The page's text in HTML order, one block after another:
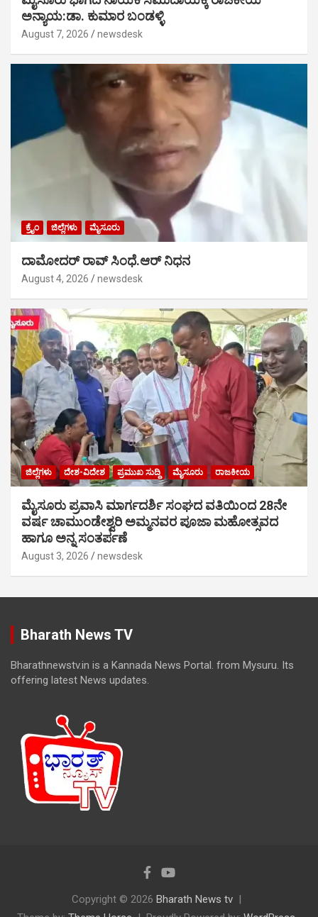
ಅನ್ಯಾಯ:ಡಾ. ಕುಮಾರ ಬಂಡಳ್ಳಿ
August 7, 2026 newsdesk
ಕ್ರೈಂ ಜಿಲ್ಲೆಗಳು ಮೈಸೂರು
ದಾಮೋದರ್ ರಾವ್ ಸಿಂಧೆ.ಆರ್ ನಿಧನ
August 4, 2026 newsdesk
ಜಿಲ್ಲೆಗಳು ದೇಶ-ವಿದೇಶ ಪ್ರಮುಖ ಸುದ್ದಿ ಮೈಸೂರು ರಾಜಕೀಯ
ಮೈಸೂರು ಪ್ರವಾಸಿ ಮಾರ್ಗದರ್ಶಿ ಸಂಘದ ವತಿಯಿಂದ 28ನೇ
ವರ್ಷ ಚಾಮುಂಡೇಶ್ವರಿ ಅಮ್ಮನವರ ಪೂಜಾ ಮಹೋತ್ಸವದ
ಹಾಗೂ ಅನ್ನ ಸಂತರ್ಪಣೆ
August 3, 2026 newsdesk
Bharath News TV
Bharathnewstv.in is a Kannada News Portal. from Mysuru. Its
offering latest News updates.
Copyright © 2026 Bharath News tv